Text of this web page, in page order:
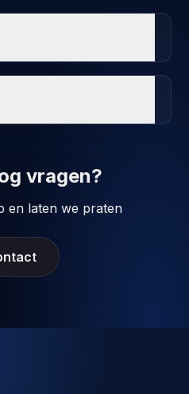
vragen?
en laten we praten